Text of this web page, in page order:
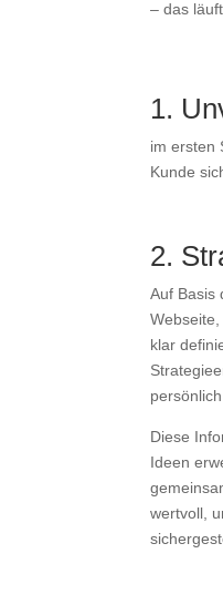
– das
1.
im ersten
Kunde
2.
Auf Basis
klar
Diese
Ideen
wertvoll,